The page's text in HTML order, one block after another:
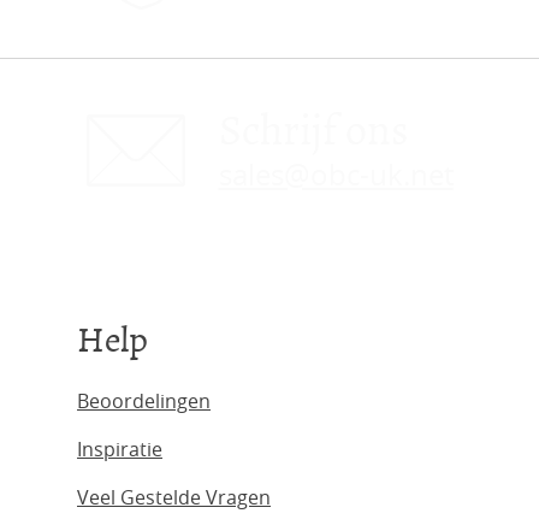
Help
Beoordelingen
Inspiratie
Veel Gestelde Vragen